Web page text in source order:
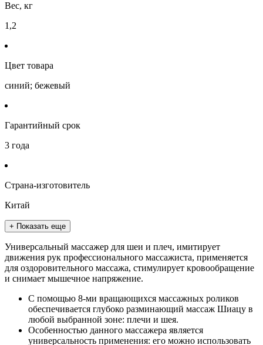
Вес, кг
1,2
Цвет товара
синий; бежевый
Гарантийный срок
3 года
Страна-изготовитель
Китай
+ Показать еще
Универсальный массажер для шеи и плеч, имитирует
движения рук профессионального массажиста, применяется
для оздоровительного массажа, стимулирует кровообращение
и снимает мышечное напряжение.
С помощью 8-ми вращающихся массажных роликов
обеспечивается глубоко разминающий массаж Шиацу в
любой выбранной зоне: плечи и шея.
Особенностью данного массажера является
универсальность применения: его можно использовать